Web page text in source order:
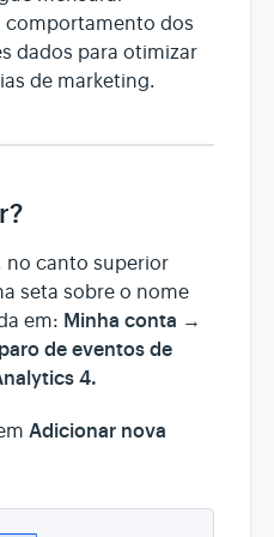
AI
comportamento dos
dados para otimizar
de marketing.
no canto superior
seta sobre o nome
em: Minha conta →
de eventos de
4.
Adicionar nova